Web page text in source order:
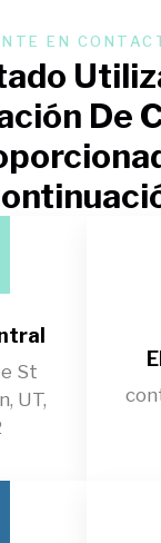
EN
De
St
UT,